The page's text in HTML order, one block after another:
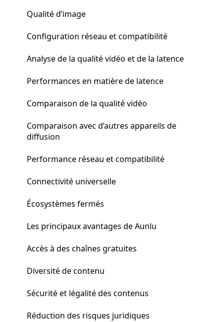
Qualité d’image
Configuration réseau et compatibilité
Analyse de la qualité vidéo et de la latence
Performances en matière de latence
Comparaison de la qualité vidéo
Comparaison avec d’autres appareils de
diffusion
Performance réseau et compatibilité
Connectivité universelle
Écosystèmes fermés
Les principaux avantages de Aunlu
Accès à des chaînes gratuites
Diversité de contenu
Sécurité et légalité des contenus
Réduction des risques juridiques